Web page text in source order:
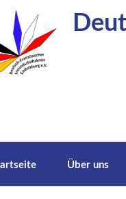
Über uns